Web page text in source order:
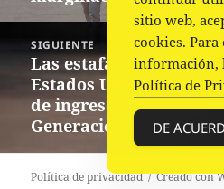
SIGUIENTE
Siguiente
entrada:
Las estafas telefónicas
Estados Unidos, una
de ingresos” para el
Generación
Política de privacidad Creado con
sitio web,
cookies.
información,
Política de
DE